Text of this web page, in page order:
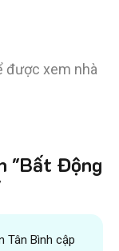
được xem nhà
nhanh hơn
đắc lực của
Tìm Mua
"Bất Động
Tân Bình cập